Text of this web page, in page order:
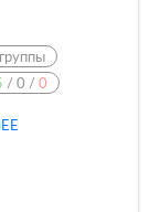
/0 /0